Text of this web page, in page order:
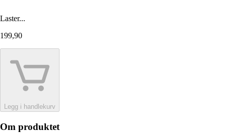
Laster...
199,90
Legg i handlekurv
Om produktet